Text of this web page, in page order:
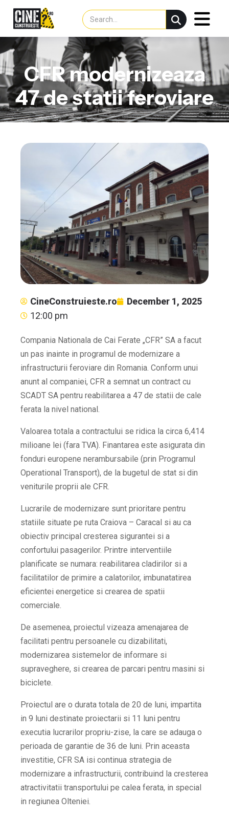
CFR modernizeaza
47 de statii feroviare
CineConstruieste.ro
December 1, 2025
12:00 pm
Compania Nationala de Cai Ferate „CFR” SA a facut
un pas inainte in programul de modernizare a
infrastructurii feroviare din Romania. Conform unui
anunt al companiei, CFR a semnat un contract cu
SCADT SA pentru reabilitarea a 47 de statii de cale
ferata la nivel national.
Valoarea totala a contractului se ridica la circa 6,414
milioane lei (fara TVA). Finantarea este asigurata din
fonduri europene nerambursabile (prin Programul
Operational Transport), de la bugetul de stat si din
veniturile proprii ale CFR.
Lucrarile de modernizare sunt prioritare pentru
statiile situate pe ruta Craiova – Caracal si au ca
obiectiv principal cresterea sigurantei si a
confortului pasagerilor. Printre interventiile
planificate se numara: reabilitarea cladirilor si a
facilitatilor de primire a calatorilor, imbunatatirea
eficientei energetice si crearea de spatii
comerciale.
De asemenea, proiectul vizeaza amenajarea de
facilitati pentru persoanele cu dizabilitati,
modernizarea sistemelor de informare si
supraveghere, si crearea de parcari pentru masini si
biciclete.
Proiectul are o durata totala de 20 de luni, impartita
in 9 luni destinate proiectarii si 11 luni pentru
executia lucrarilor propriu-zise, la care se adauga o
perioada de garantie de 36 de luni. Prin aceasta
investitie, CFR SA isi continua strategia de
modernizare a infrastructurii, contribuind la cresterea
atractivitatii transportului pe calea ferata, in special
in regiunea Olteniei.